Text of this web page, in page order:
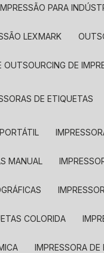
PARA
LEXMARK
OUTSOURCING DE
DE ETIQUETAS
MANUAL
COLORIDA
IMPRESSORA